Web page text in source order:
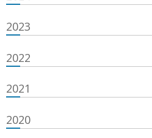
2023
2022
2021
2020